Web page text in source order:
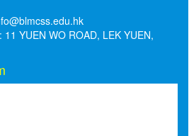
11 YUEN WO ROAD, LEK YUEN,